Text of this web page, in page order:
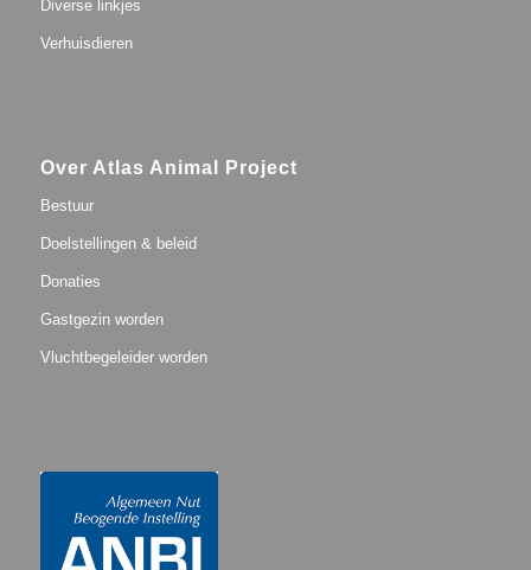
Diverse linkjes
Verhuisdieren
Over Atlas Animal Project
Bestuur
Doelstellingen & beleid
Donaties
Gastgezin worden
Vluchtbegeleider worden